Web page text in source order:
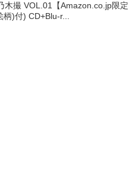
撮 VOL.01【Amazon.co.jp限
)付) CD+Blu-r...